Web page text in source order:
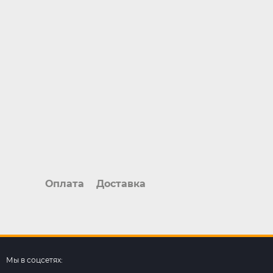
Оплата Доставка
Мы в соцсетях: